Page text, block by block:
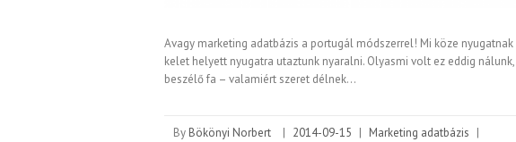
Avagy marketing adatbázis a portugál módszerrel! Mi köze
kelet helyett nyugatra utaztunk nyaralni. Olyasmi volt ez eddig
beszélő fa – valamiért szeret délnek…
By Bökönyi Norbert | 2014-09-15 | Marketing adatbázis |